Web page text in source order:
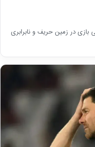
بازی در زمین حریف و نابرابری